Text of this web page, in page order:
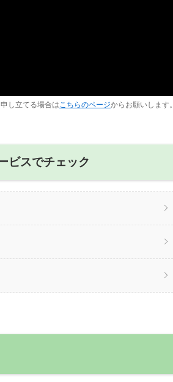
し立てる場合は こちらのページからお願いします。
ビスでチェック